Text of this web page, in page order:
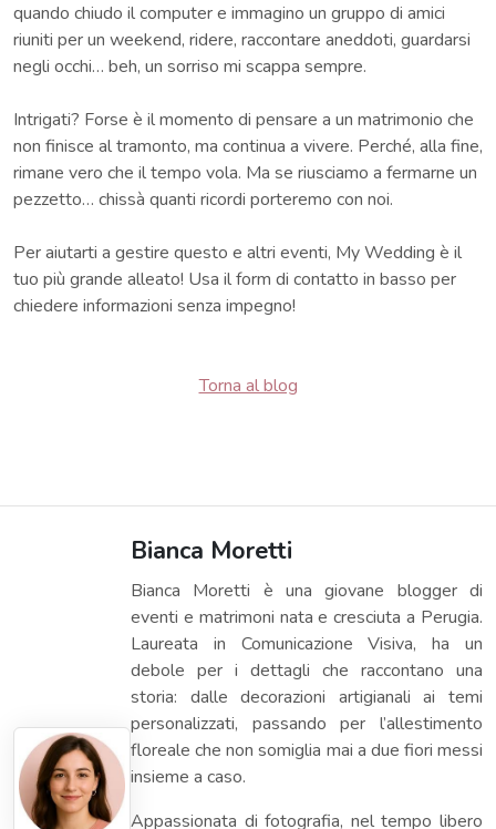
quando chiudo il computer e immagino un gruppo di amici
riuniti per un weekend, ridere, raccontare aneddoti, guardarsi
negli occhi… beh, un sorriso mi scappa sempre.
Intrigati? Forse è il momento di pensare a un matrimonio che
non finisce al tramonto, ma continua a vivere. Perché, alla fine,
rimane vero che il tempo vola. Ma se riusciamo a fermarne un
pezzetto… chissà quanti ricordi porteremo con noi.
Per aiutarti a gestire questo e altri eventi, My Wedding è il
tuo più grande alleato! Usa il form di contatto in basso per
chiedere informazioni senza impegno!
Torna al blog
Bianca Moretti
Bianca Moretti è una giovane blogger di
eventi e matrimoni nata e cresciuta a Perugia.
Laureata in Comunicazione Visiva, ha un
debole per i dettagli che raccontano una
storia: dalle decorazioni artigianali ai temi
personalizzati, passando per l’allestimento
floreale che non somiglia mai a due fiori messi
insieme a caso.
Appassionata di fotografia, nel tempo libero